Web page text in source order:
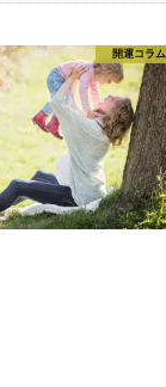
開運コラム